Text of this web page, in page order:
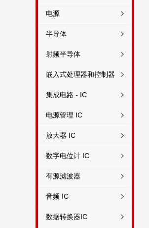
电源
半导体
射频半导体
嵌入式处理器和控制器
集成电路 - IC
电源管理 IC
放大器 IC
数字电位计 IC
有源滤波器
音频 IC
数据转换器IC